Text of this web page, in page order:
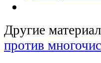
Другие
против